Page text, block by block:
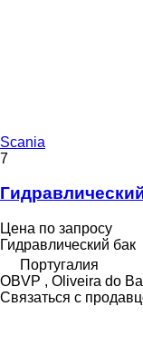
Scania
7
Цена по запросу
Гидравлический бак
Португалия
OBVP , Oliveira do
Связаться с